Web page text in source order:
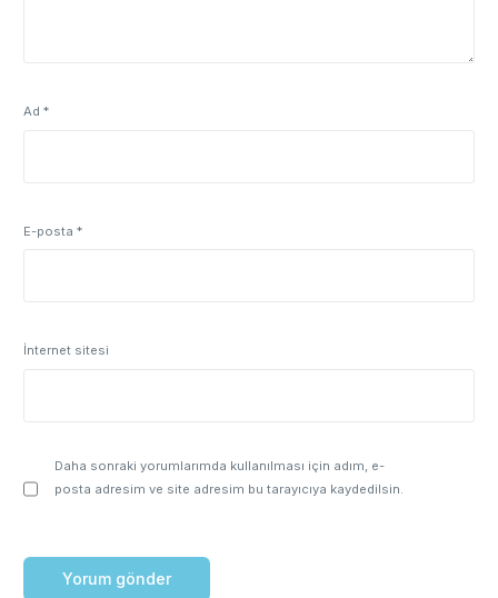
Ad*
E-posta*
İnternet sitesi
Daha sonraki yorumlarımda kullanılması için adım, e-
posta adresim ve site adresim bu tarayıcıya kaydedilsin.